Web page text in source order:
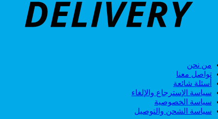
من نحن
تواصل معنا
أسئلة شائعة
سياسة الإسترجاع والإلغاء
سياسة الخصوصية
سياسة الشحن والتوصيل